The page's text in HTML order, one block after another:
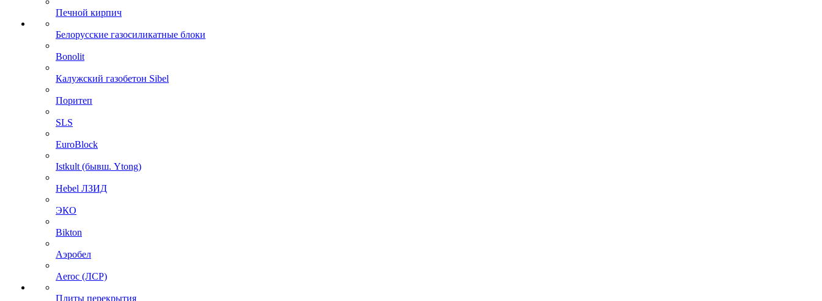
Печной кирпич
Белорусские газосиликатные блоки
Bonolit
Калужский газобетон Sibel
Поритеп
SLS
EuroBlock
Istkult (бывш. Ytong)
Hebel ЛЗИД
ЭКО
Bikton
Аэробел
Aeroc (ЛСР)
Плиты перекрытия